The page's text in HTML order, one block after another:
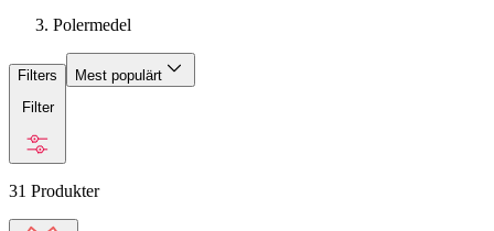
Polermedel
Filters
Filter
Mest populärt
31 Produkter